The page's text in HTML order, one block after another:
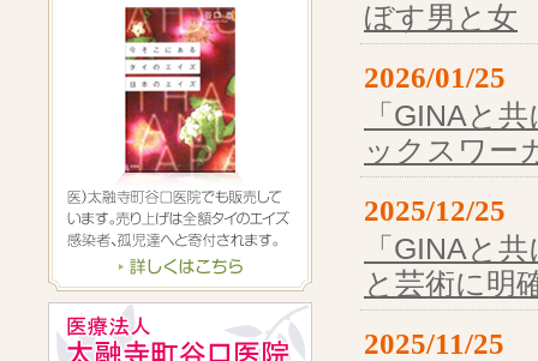
ぼす男と女
2026/01/25
「GINAと
ックスワー
2025/12/25
「GINAと
と芸術に明
2025/11/25